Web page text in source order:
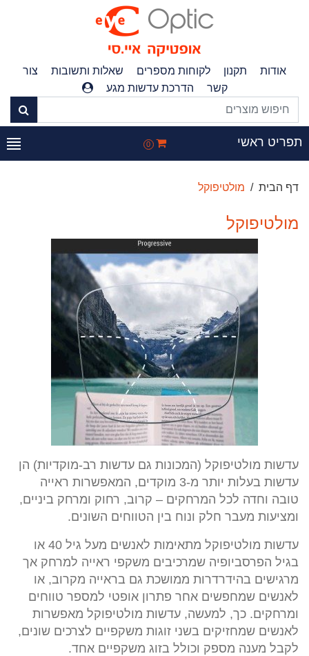
אודות תקנון לקוחות מספרים שאלות ותשובות
צור
קשר
הדרכת עדשות מגע
תפריט ראשי 0
דף הבית מולטיפוקל
מולטיפוקל
עדשות מולטיפוקל (המכונות גם עדשות רב-מוקדיות) הן
עדשות בעלות יותר מ-3 מוקדים, המאפשרות ראייה
טובה וחדה לכל המרחקים – קרוב, רחוק ומרחק ביניים,
ומציעות מעבר חלק ונוח בין הטווחים השונים.
עדשות מולטיפוקל מתאימות לאנשים מעל גיל 40 או
בגיל הפרסביופיה שמרכיבים משקפי ראייה למרחק אך
מרגישים בהידרדרות ממושכת גם בראייה מקרוב, או
לאנשים שמחפשים אחר פתרון אופטי למספר טווחים
ומרחקים. כך, למעשה, עדשות מולטיפוקל מאפשרות
לאנשים שמחזיקים בשני זוגות משקפיים לצרכים שונים,
לקבל מענה מספק וכולל בזוג משקפיים אחד.